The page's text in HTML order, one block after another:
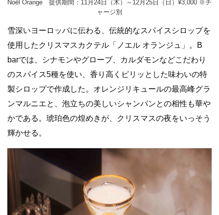
Noël Orange 提供期間：11月24日（木）～12月25日（日）¥3,000 ※チ
ャージ別
雪深いヨーロッパに伝わる、伝統的なスパイスシロップを
使用したクリスマスカクテル「ノエル オランジュ」。B
barでは、シナモンやグローブ、カルダモンなどこだわり
のスパイス5種を使い、香り高くピリッとした味わいの特
製シロップで作成した。オレンジリキュールの最高峰グラ
ンマルニエと、泡立ちの美しいシャンパンとの相性も華や
かである。琥珀色の煌めきが、クリスマスの夜をいっそう
輝かせる。